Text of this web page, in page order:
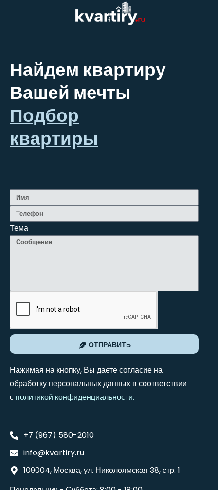
Найдем квартиру
Вашей мечты
Подбор
квартиры
Тема
ОТПРАВИТЬ
Нажимая на кнопку, Вы даете согласие на
обработку персональных данных в соответствии
с политикой конфиденциальности.
+7 (967) 580-2010
info@kvartiry.ru
109004, Москва, ул. Николоямская 38, стр. 1